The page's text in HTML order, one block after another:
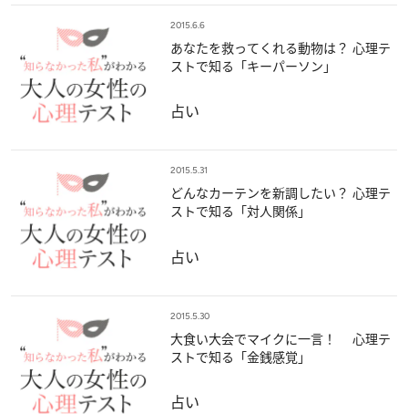
2015.6.6
あなたを救ってくれる動物は？ 心理テ
ストで知る「キーパーソン」
占い
2015.5.31
どんなカーテンを新調したい？ 心理テ
ストで知る「対人関係」
占い
2015.5.30
大食い大会でマイクに一言！ 心理テ
ストで知る「金銭感覚」
占い